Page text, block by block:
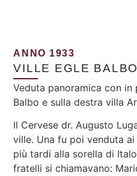
ANNO 1933
VILLE EGLE
Veduta panoramica con
Balbo e sulla destra villa
Il Cervese dr. Augusto
ville. Una fu poi venduta
più tardi alla sorella di
fratelli si chiamavano: